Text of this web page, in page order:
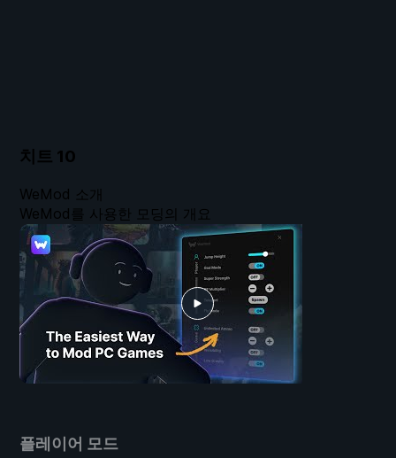
치트 10
플레이어 모드
WeMod 소개
WeMod를 사용한 모딩의 개요